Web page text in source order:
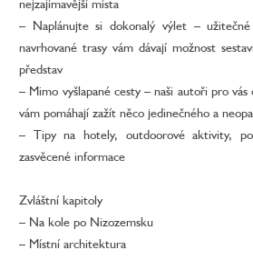
nejzajímavější místa
– Naplánujte si dokonalý výlet –
navrhované trasy vám dávají možnost
představ
– Mimo vyšlapané cesty – naši autoři pro
vám pomáhají zažít něco jedinečného a
– Tipy na hotely, outdoorové aktivity,
zasvěcené informace
Zvláštní kapitoly
– Na kole po Nizozemsku
– Místní architektura